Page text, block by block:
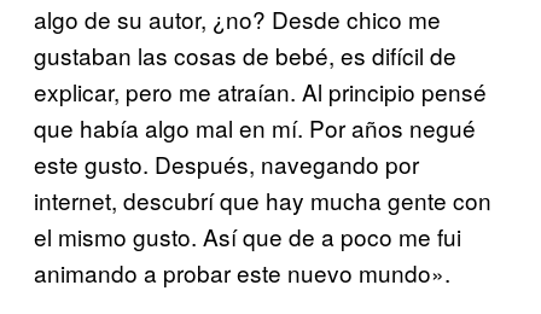
algo de su autor, ¿no? Desde chico me
gustaban las cosas de bebé, es difícil de
explicar, pero me atraían. Al principio pensé
que había algo mal en mí. Por años negué
este gusto. Después, navegando por
internet, descubrí que hay mucha gente con
el mismo gusto. Así que de a poco me fui
animando a probar este nuevo mundo».